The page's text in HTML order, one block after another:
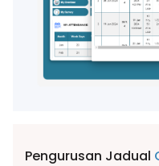
Pengurusan Jadual